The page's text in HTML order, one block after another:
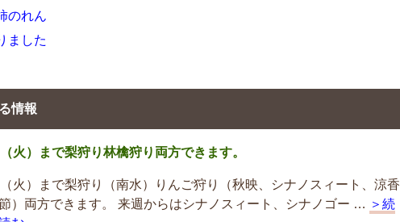
のれん
ました
情報
火）まで梨狩り林檎狩り両方できます。
火）まで梨狩り（南水）りんご狩り（秋映、シナノスィート、涼香
）両方できます。 来週からはシナノスィート、シナノゴー … ＞続